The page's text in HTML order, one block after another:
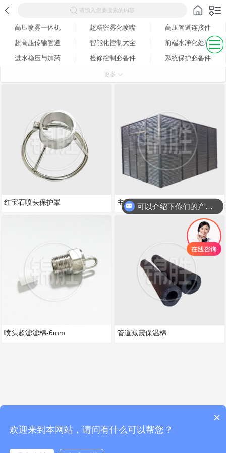
请输入您要搜索的内容
高压喷雾一体机 超精密雾化喷嘴
高压管道连接件
超高压传输管道
智能化控制大全
前端水净化处理
进水稳压与加药
检修控制必备件
系统保护必备件
更多
红宝石喷头保护罩
喷头超滤滤棉-6mm
主机保护专用百叶窗
管道减震保温棉
可以介绍下你们的产品么
×
欢迎来到本网站，请问有什么可以帮您？